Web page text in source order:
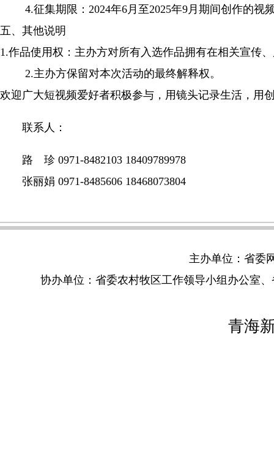
4.征集期限：2024年6月至2025年9月期间创作的视
五、其他说明
1.作品使用权：主办方对所有入选作品拥有在相关宣传
2.主办方保留对本次活动的最终解释权。
欢迎广大短视频爱好者积极参与，用镜头记录生活，用
联系人：
路 珍 0971-8482103 18409789978
张丽娟 0971-8485606 18468073804
主办单位：省委
协办单位：省委农村牧区工作领导小组办公室
青海